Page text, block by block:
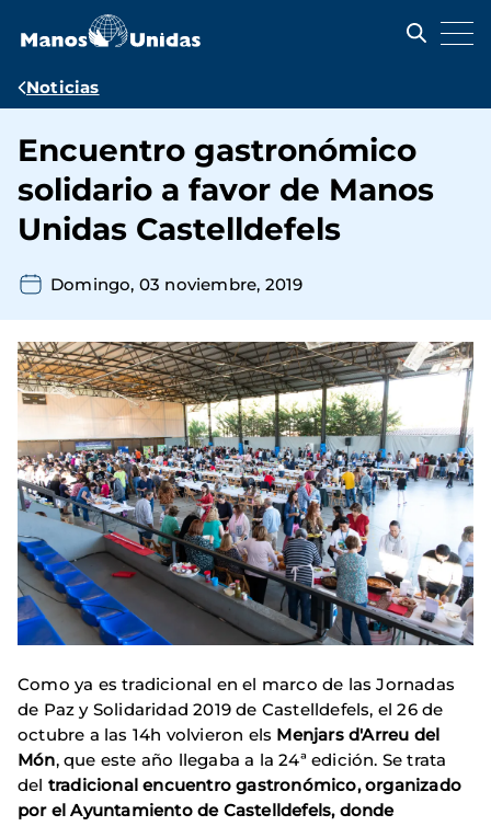
contenido
Ruta
navegación
Noticias
Encuentro gastronómico
solidario a favor de Manos
Unidas Castelldefels
Domingo, 03 noviembre, 2019
Como ya es tradicional en el marco de las Jornadas
de Paz y Solidaridad 2019 de Castelldefels, el 26 de
octubre a las 14h volvieron els Menjars d'Arreu del
Món, que este año llegaba a la 24ª edición. Se trata
del tradicional encuentro gastronómico, organizado
por el Ayuntamiento de Castelldefels,donde